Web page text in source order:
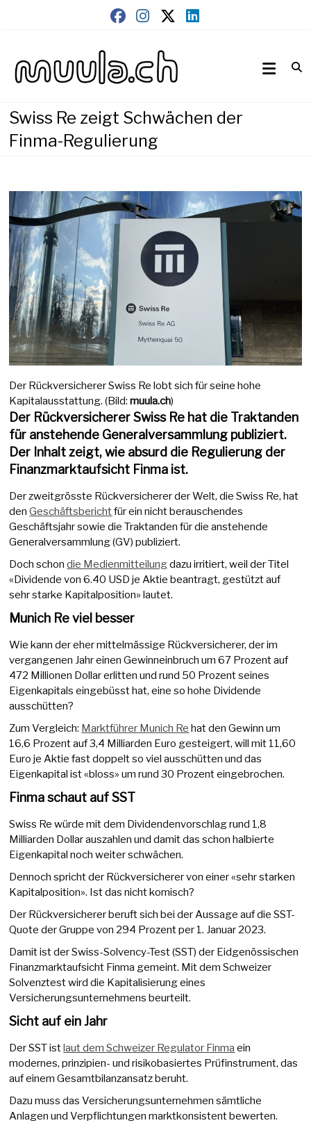
muula.ch
Swiss Re zeigt Schwächen der
Finma-Regulierung
Der Rückversicherer Swiss Re lobt sich für seine hohe
Kapitalausstattung. (Bild:muula.ch)
Der Rückversicherer Swiss Re hat die Traktanden
für anstehende Generalversammlung publiziert.
Der Inhalt zeigt, wie absurd die Regulierung der
Finanzmarktaufsicht Finma ist.
Der zweitgrösste Rückversicherer der Welt, die Swiss Re, hat
denGeschäftsberichtfür ein nicht berauschendes
Geschäftsjahr sowie die Traktanden für die anstehende
Generalversammlung (GV) publiziert.
Doch schondie Medienmitteilungdazu irritiert, weil der Titel
«Dividende von 6.40 USD je Aktie beantragt, gestützt auf
sehr starke Kapitalposition» lautet.
Munich Re viel besser
Wie kann der eher mittelmässige Rückversicherer, der im
vergangenen Jahr einen Gewinneinbruch um 67 Prozent auf
472 Millionen Dollar erlitten und rund 50 Prozent seines
Eigenkapitals eingebüsst hat, eine so hohe Dividende
ausschütten?
Zum Vergleich: Marktführer Munich Re hat den Gewinn um
16,6 Prozent auf 3,4 Milliarden Euro gesteigert, will mit 11,60
Euro je Aktie fast doppelt so viel ausschütten und das
Eigenkapital ist «bloss» um rund 30 Prozent eingebrochen.
Finma schaut auf SST
Swiss Re würde mit dem Dividendenvorschlag rund 1,8
Milliarden Dollar auszahlen und damit das schon halbierte
Eigenkapital noch weiter schwächen.
Dennoch spricht der Rückversicherer von einer «sehr starken
Kapitalposition». Ist das nicht komisch?
Der Rückversicherer beruft sich bei der Aussage auf die SST-
Quote der Gruppe von 294 Prozent per 1. Januar 2023.
Damit ist der Swiss-Solvency-Test (SST) der Eidgenössischen
Finanzmarktaufsicht Finma gemeint. Mit dem Schweizer
Solvenztest wird die Kapitalisierung eines
Versicherungsunternehmens beurteilt.
Sicht auf ein Jahr
Der SST istlaut dem Schweizer Regulator Finma ein
modernes, prinzipien- und risikobasiertes Prüfinstrument, das
auf einem Gesamtbilanzansatz beruht.
Dazu muss das Versicherungsunternehmen sämtliche
Anlagen und Verpflichtungen marktkonsistent bewerten.